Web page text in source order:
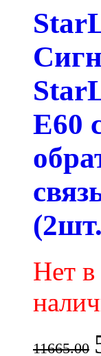
E60
Нет в
11665.00